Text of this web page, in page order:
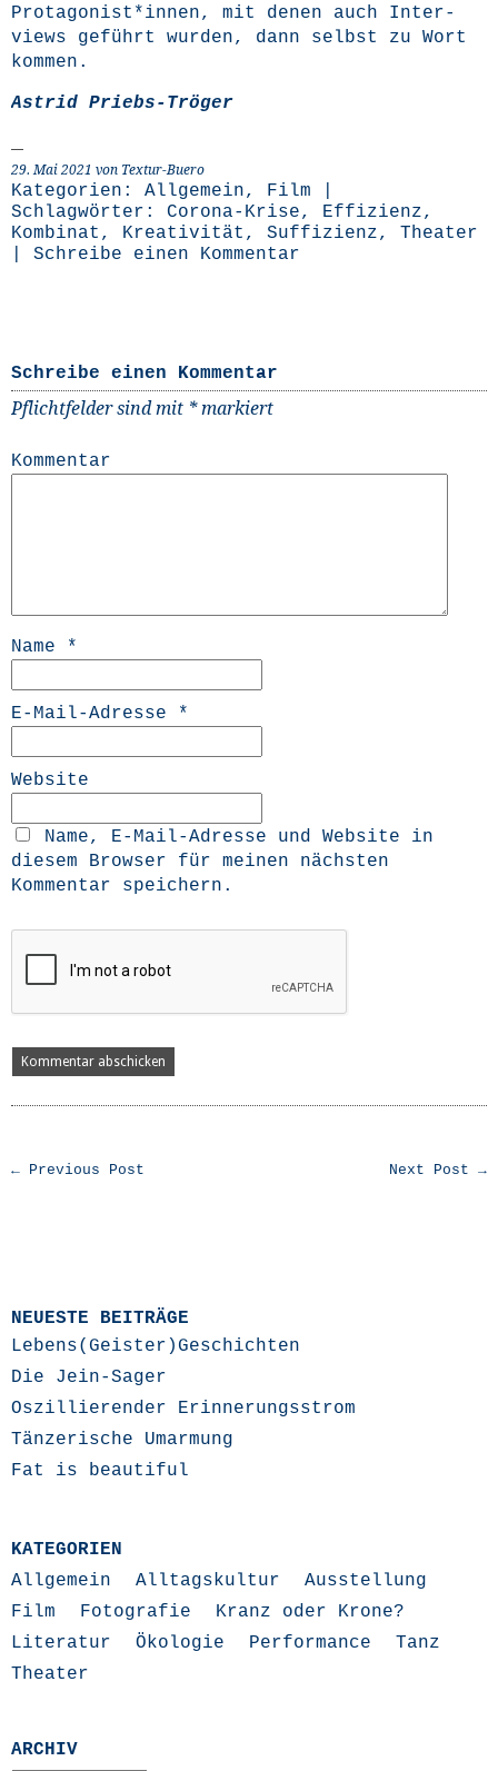
Protagonist*innen, mit denen auch Inter­
views geführt wur­den, dann selbst zu Wort
kommen.
Astrid Priebs-Trö­ger
29. Mai 2021 von Textur-Buero
Kategorien: Allgemein, Film
Schlagwörter: Corona-Krise, Effizienz,
Kombinat , Kreativität , Suffizienz, Theater
Schreibe einen Kommentar
Schreibe einen Kommentar
Pflichtfelder sind mit *markiert
Kommentar
Name *
E-Mail-Adresse *
Website
Name, E-Mail-Adresse und Website in
diesem Browser für meinen nächsten
Kommentar speichern.
← Previous Post Next Post →
NEUESTE BEITRÄGE
Lebens(Geister)Geschichten
Die Jein-Sager
Oszillierender Erinnerungsstrom
Tänzerische Umarmung
Fat is beautiful
KATEGORIEN
Allgemein
Alltagskultur
Ausstellung
Film
Fotografie
Kranz oder Krone?
Literatur
Ökologie Performance
Tanz
Theater
ARCHIV